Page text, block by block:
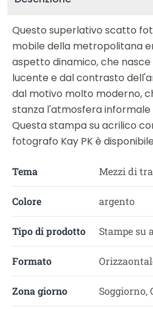
Questo superlativo scatto
mobile della metropolitana
aspetto dinamico, che
lucente e dal contrasto
dal motivo molto moderno,
stanza l'atmosfera
Questa stampa su acrilico
fotografo Kay PK è
Tema Mezzi di
Colore argento
Tipo di prodotto Stampe su
Formato
Zona giorno Soggiorno,